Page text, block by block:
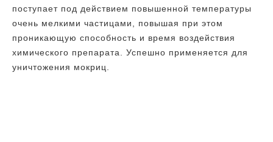
поступает под действием повышенной температуры
очень мелкими частицами, повышая при этом
проникающую способность и время воздействия
химического препарата. Успешно применяется для
уничтожения мокриц.